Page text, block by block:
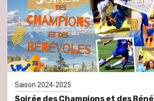
Saison 2024-2025
Soirée des Champions et des